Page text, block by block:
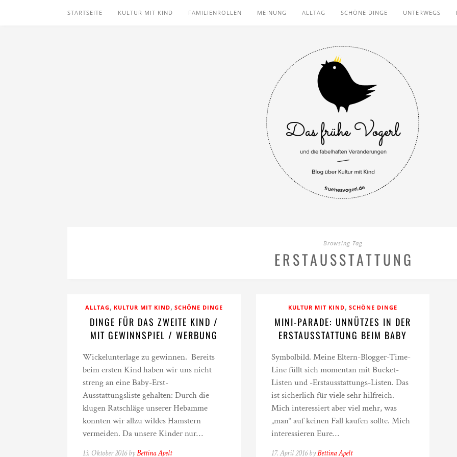
STARTSEITE KULTUR MIT KIND FAMILIENROLLEN MEINUNG ALLTAG SCHÖNE DINGE UNTERWEGS
Browsing Tag
ERSTAUSSTATTUNG
ALLTAG , KULTUR MIT KIND, SCHÖNE DINGE
DINGE FÜR DAS ZWEITE KIND /
MIT GEWINNSPIEL / WERBUNG
Wickelunterlage zu gewinnen. Bereits
beim ersten Kind haben wir uns nicht
streng an eine Baby-Erst-
Ausstattungsliste gehalten: Durch die
klugen Ratschläge unserer Hebamme
konnten wir allzu wildes Hamstern
vermeiden. Da unsere Kinder nur…
13. Oktober 2016 byBettina Apelt
KULTUR MIT KIND, SCHÖNE DINGE
MINI-PARADE: UNNÜTZES IN DER
ERSTAUSSTATTUNG BEIM BABY
Symbolbild. Meine Eltern-Blogger-Time-
Line füllt sich momentan mit Bucket-
Listen und -Erstausstattungs-Listen. Das
ist sicherlich für viele sehr hilfreich.
Mich interessiert aber viel mehr, was
„man“ auf keinen Fall kaufen sollte. Mich
interessieren Eure…
17. April 2016 byBettina Apelt